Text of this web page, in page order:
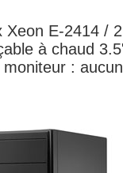
E-2414 /
à chaud
: